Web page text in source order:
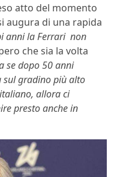
atto del momento
augura di una rapida
anni la Ferrari non
che sia la volta
se dopo 50 anni
gradino più alto
allora ci
presto anche in